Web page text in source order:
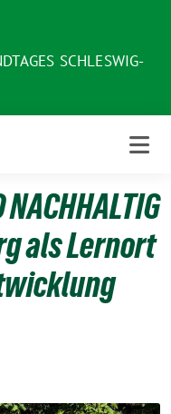
SCHLESWIG-
NACHHALTIG
als Lernort